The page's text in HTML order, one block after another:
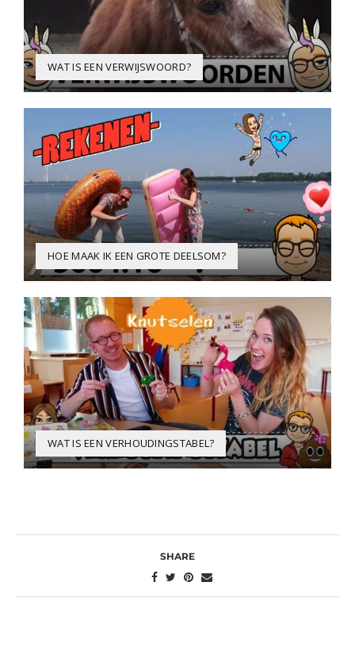
WAT IS EEN VERWIJSWOORD?
HOE MAAK IK EEN GROTE DEELSOM?
WAT IS EEN VERHOUDINGSTABEL?
SHARE